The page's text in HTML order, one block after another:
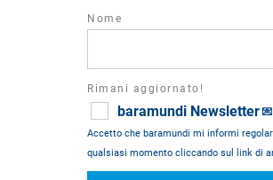
Nome
Rimani aggiornato!
baramundi Newsletter 💌
Accetto che baramundi mi informi
qualsiasi momento cliccando sul link di